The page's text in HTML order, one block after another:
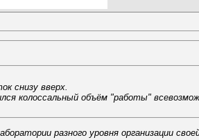
снизу вверх.
колоссальный объём "работы"
разного уровня организации